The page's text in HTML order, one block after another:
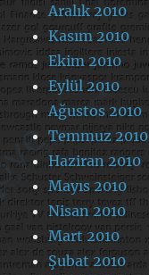
Aralık 2010
Kasım 2010
Ekim 2010
Eylül 2010
Ağustos 2010
Temmuz 2010
Haziran 2010
Mayıs 2010
Nisan 2010
Mart 2010
Şubat 2010